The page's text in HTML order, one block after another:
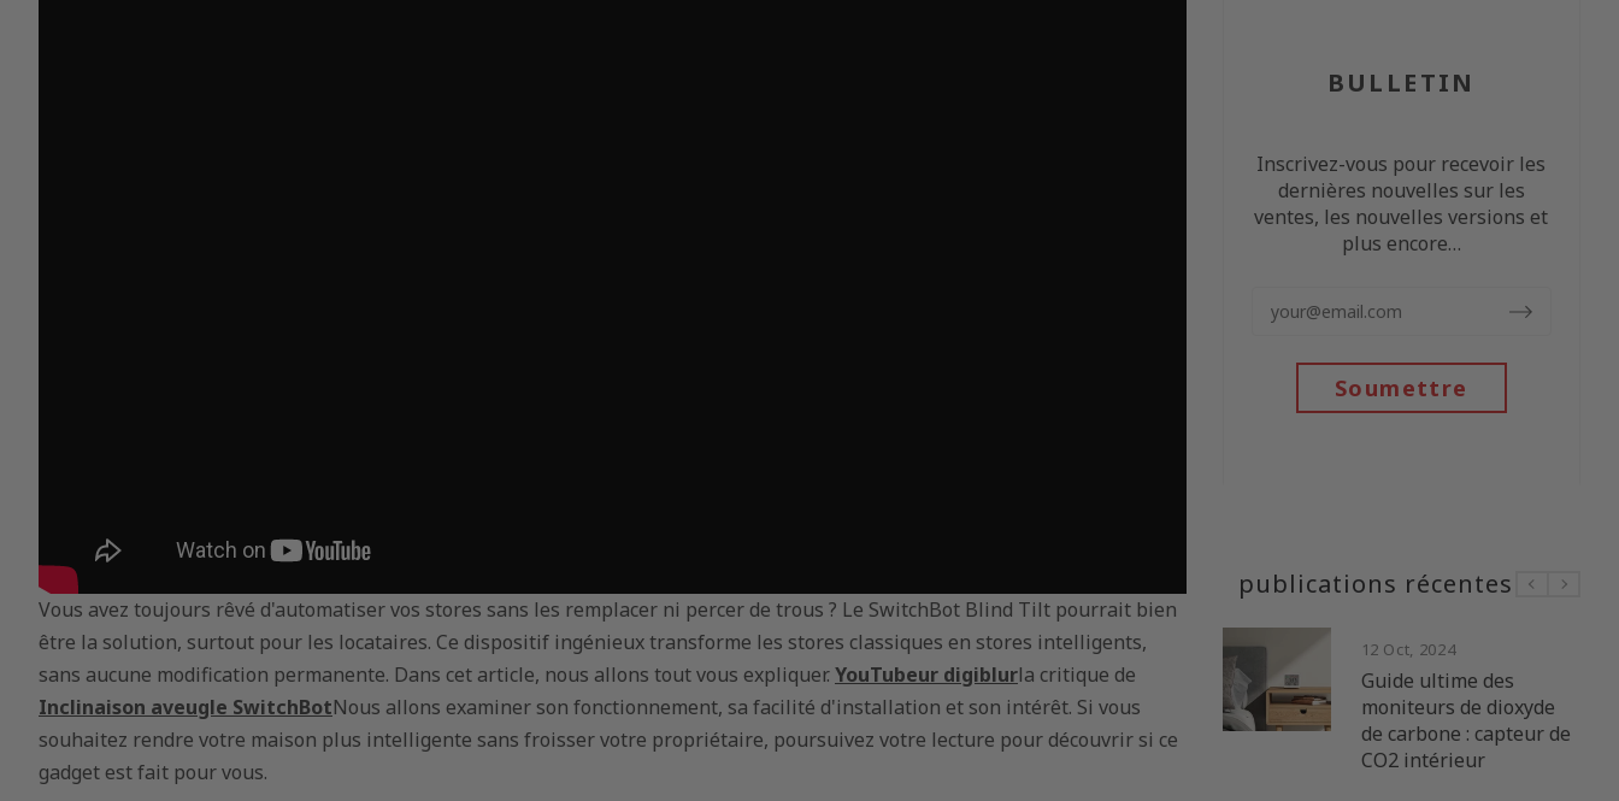
BULLETIN
Inscrivez-vous pour recevoir les
dernières nouvelles sur les
ventes, les nouvelles versions et
plus encore…
Soumettre
publications récentes
des
de
que vous
14 Apr, 2025
Stores à rouleau
occultants motorisés :
solutions élégantes
pour le contrôle de la
lumière
19 Dec, 2024
Commutateur relais
101 : tout ce que vous
devez savoir sur la
technologie de
04 Nov, 2024
Transformez votre
maison avec des stores
à enroulement
motorisés
12 Oct, 2024
Guide ultime des
moniteurs de dioxyde
de carbone : capteur de
CO2 intérieur
Vous avez toujours rêvé d'automatiser vos stores sans les remplacer ni percer de trous ? Le SwitchBot Blind Tilt pourrait bien
être la solution, surtout pour les locataires. Ce dispositif ingénieux transforme les stores classiques en stores intelligents,
sans aucune modification permanente. Dans cet article, nous allons tout vous expliquer.YouTubeur digiblurla critique de
Inclinaison aveugle SwitchBotNous allons examiner son fonctionnement, sa facilité d'installation et son intérêt. Si vous
souhaitez rendre votre maison plus intelligente sans froisser votre propriétaire, poursuivez votre lecture pour découvrir si ce
gadget est fait pour vous.